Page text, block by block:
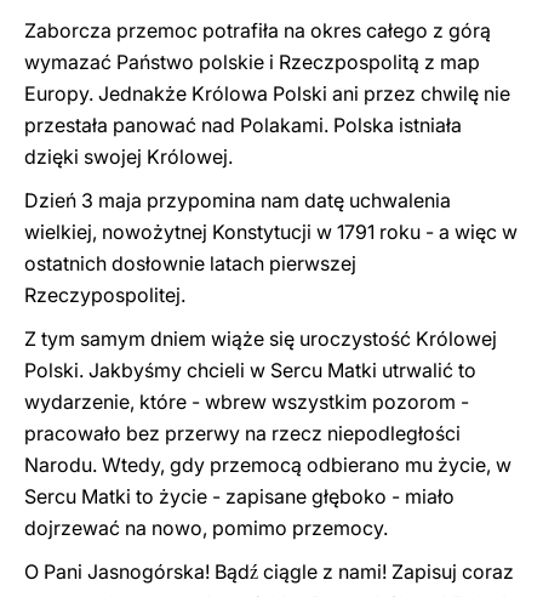
Zaborcza przemoc potrafiła na okres całego z górą
wymazać Państwo polskie i Rzeczpospolitą z map
Europy. Jednakże Królowa Polski ani przez chwilę nie
przestała panować nad Polakami. Polska istniała
dzięki swojej Królowej.
Dzień 3 maja przypomina nam datę uchwalenia
wielkiej, nowożytnej Konstytucji w 1791 roku - a więc w
ostatnich dosłownie latach pierwszej
Rzeczypospolitej.
Z tym samym dniem wiąże się uroczystość Królowej
Polski. Jakbyśmy chcieli w Sercu Matki utrwalić to
wydarzenie, które - wbrew wszystkim pozorom -
pracowało bez przerwy na rzecz niepodległości
Narodu. Wtedy, gdy przemocą odbierano mu życie, w
Sercu Matki to życie - zapisane głęboko - miało
dojrzewać na nowo, pomimo przemocy.
O Pani Jasnogórska! Bądź ciągle z nami! Zapisuj coraz